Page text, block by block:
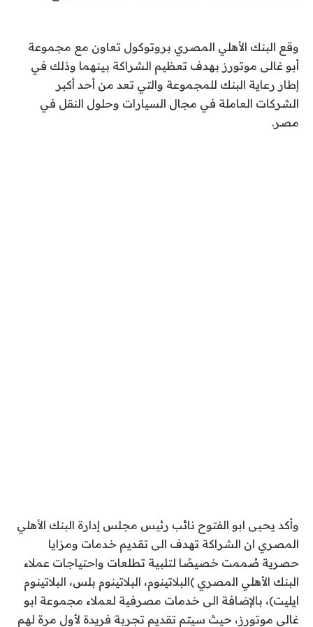
وقع البنك الأهلي المصري بروتوكول تعاون مع مجموعة
أبو غالى موتورز بهدف تعظيم الشراكة بينهما وذلك في
إطار رعاية البنك للمجموعة والتي تعد من أحد أكبر
الشركات العاملة في مجال السيارات وحلول النقل في
مصر.
وأكد يحيى ابو الفتوح نائب رئيس مجلس إدارة البنك الأهلي
المصري ان الشراكة تهدف الى تقديم خدمات ومزايا
حصرية صُممت خصيصًا لتلبية تطلعات واحتياجات عملاء
البنك الأهلي المصري )البلاتينوم، البلاتينوم بلس، البلاتينوم
ايليت)، بالإضافة الى خدمات مصرفية لعملاء مجموعة ابو
غالي موتورز، حيث سيتم تقديم تجربة فريدة لأول مرة لهم